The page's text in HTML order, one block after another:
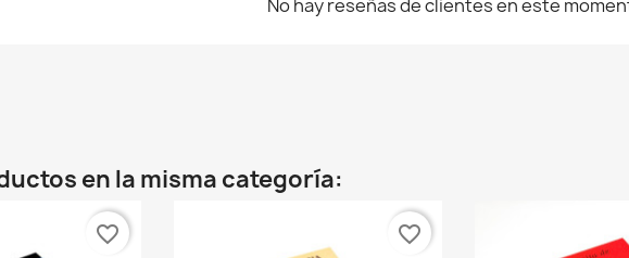
No hay reseñas de clientes en este
en la misma categoría:
favorite_border favorite_border